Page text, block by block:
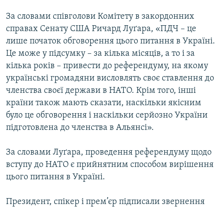
КРИМ РЕАЛІЇ
РУС
УКР
КТАТ
Усі сайти RFE/RL
За словами співголови Комітету в закордонних
справах Сенату США Ричард Луґара, «ПДЧ – це
лише початок обговорення цього питання в Україні.
Це може у підсумку – за кілька місяців, а то і за
кілька років – привести до референдуму, на якому
українські громадяни висловлять своє ставлення до
членства своєї держави в НАТО. Крім того, інші
країни також мають сказати, наскільки якісним
було це обговорення і наскільки серйозно України
підготовлена до членства в Альянсі».
За словами Луґара, проведення референдуму щодо
вступу до НАТО є прийнятним способом вирішення
цього питання в Україні.
Президент, спікер і прем’єр підписали звернення